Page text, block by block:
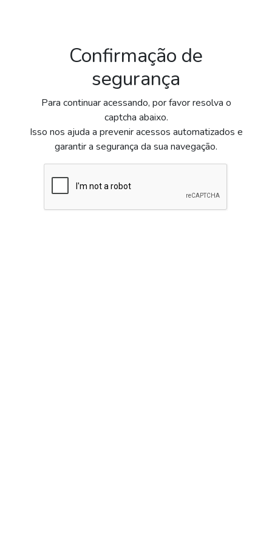
Confirmação de
segurança
Para continuar acessando, por favor resolva o
captcha abaixo.
Isso nos ajuda a prevenir acessos automatizados e
garantir a segurança da sua navegação.